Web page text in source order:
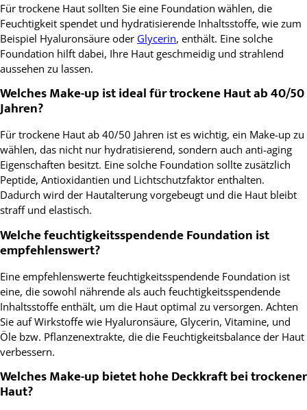
Für trockene Haut sollten Sie eine Foundation wählen, die
Feuchtigkeit spendet und hydratisierende Inhaltsstoffe, wie zum
Beispiel Hyaluronsäure oder Glycerin, enthält. Eine solche
Foundation hilft dabei, Ihre Haut geschmeidig und strahlend
aussehen zu lassen.
Welches Make-up ist ideal für trockene Haut ab 40/50
Jahren?
Für trockene Haut ab 40/50 Jahren ist es wichtig, ein Make-up zu
wählen, das nicht nur hydratisierend, sondern auch anti-aging
Eigenschaften besitzt. Eine solche Foundation sollte zusätzlich
Peptide, Antioxidantien und Lichtschutzfaktor enthalten.
Dadurch wird der Hautalterung vorgebeugt und die Haut bleibt
straff und elastisch.
Welche feuchtigkeitsspendende Foundation ist
empfehlenswert?
Eine empfehlenswerte feuchtigkeitsspendende Foundation ist
eine, die sowohl nährende als auch feuchtigkeitsspendende
Inhaltsstoffe enthält, um die Haut optimal zu versorgen. Achten
Sie auf Wirkstoffe wie Hyaluronsäure, Glycerin, Vitamine, und
Öle bzw. Pflanzenextrakte, die die Feuchtigkeitsbalance der Haut
verbessern.
Welches Make-up bietet hohe Deckkraft bei trockener
Haut?